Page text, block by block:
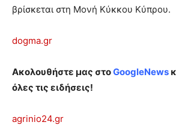
βρίσκεται στη Μονή Κύκκου Κύπρου.
dogma.gr
Ακολουθήστε μας στοGoogleNews
όλες τις ειδήσεις!
agrinio24.gr